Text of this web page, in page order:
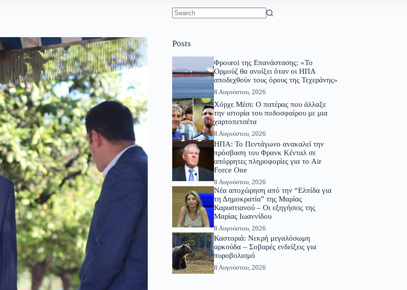
Posts
Φρουroi της Επανάστασης: «Το
Ορμούζ θα ανοίξει όταν οι ΗΠΑ
αποδεχθούν τους όρους της Τεχεράνης»
8 Αυγούστου, 2026
Χόρχε Μέσι: Ο πατέρας που άλλαξε
την ιστορία του ποδοσφαίρου με μια
χαρτοπετσέτα
8 Αυγούστου, 2026
ΗΠΑ: Το Πεντάγωνο ανακαλεί την
πρόσβαση του Φρανκ Κένταλ σε
απόρρητες πληροφορίες για το Air
Force One
8 Αυγούστου, 2026
Νέα αποχώρηση από την “Ελπίδα για
τη Δημοκρατία” της Μαρίας
Καρυστιανού – Οι εξηγήσεις της
Μαρίας Ιωαννίδου
8 Αυγούστου, 2026
Καστοριά: Νεκρή μεγαλόσωμη
αρκούδα – Σοβαρές ενδείξεις για
πυροβολισμό
8 Αυγούστου, 2026